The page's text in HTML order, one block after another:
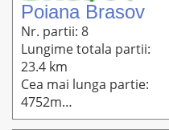
Poiana Brasov
Nr. partii: 8
Lungime totala partii:
23.4 km
Cea mai lunga partie:
4752m
Altitudine: 1765m-975m